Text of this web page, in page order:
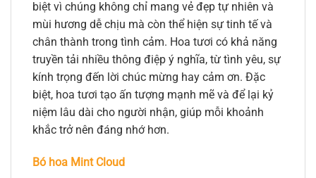
biệt vì chúng không chỉ mang vẻ đẹp tự nhiên và
mùi hương dễ chịu mà còn thể hiện sự tinh tế và
chân thành trong tình cảm. Hoa tươi có khả năng
truyền tải nhiều thông điệp ý nghĩa, từ tình yêu, sự
kính trọng đến lời chúc mừng hay cảm ơn. Đặc
biệt, hoa tươi tạo ấn tượng mạnh mẽ và để lại kỷ
niệm lâu dài cho người nhận, giúp mỗi khoảnh
khắc trở nên đáng nhớ hơn.
Bó hoa Mint Cloud